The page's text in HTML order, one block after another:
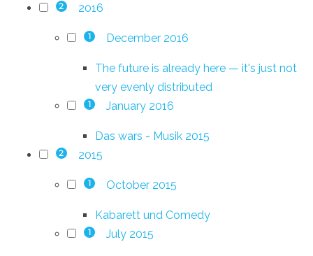
2 2016
1 December 2016
The future is already here — it's just not
very evenly distributed
1 January 2016
Das wars - Musik 2015
2 2015
1 October 2015
Kabarett und Comedy
1 July 2015